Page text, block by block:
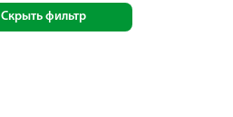
Скрыть фильтр